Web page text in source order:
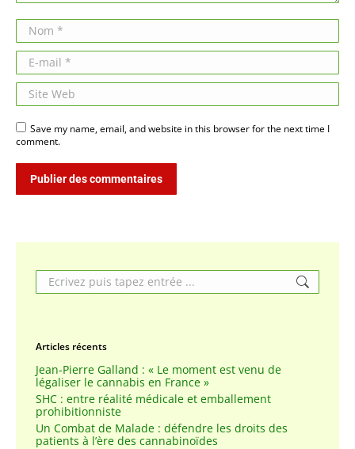
Nom *
E-mail *
Site Web
Save my name, email, and website in this browser for the next time I
comment.
Publier des commentaires
Search:
Articles récents
Jean-Pierre Galland : « Le moment est venu de
légaliser le cannabis en France »
SHC : entre réalité médicale et emballement
prohibitionniste
Un Combat de Malade : défendre les droits des
patients à l’ère des cannabinoïdes